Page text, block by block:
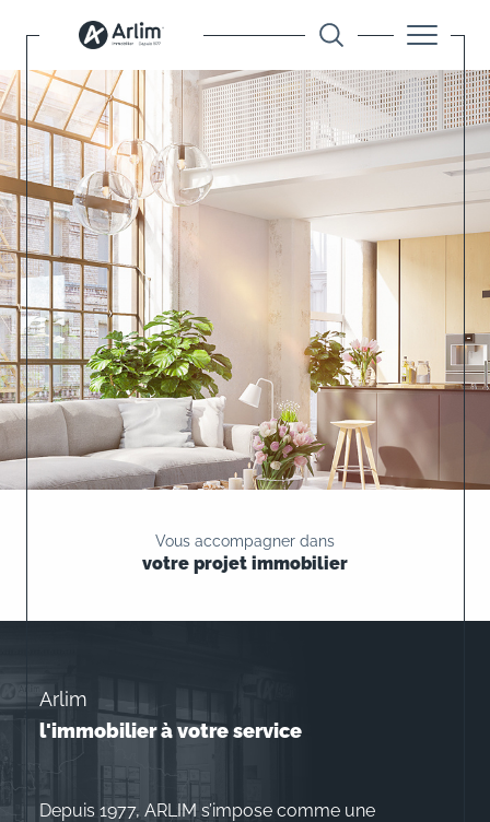
Vous accompagner dans
votre projet immobilier
Arlim
l'immobilier à votre service
Depuis 1977, ARLIM s’impose comme une